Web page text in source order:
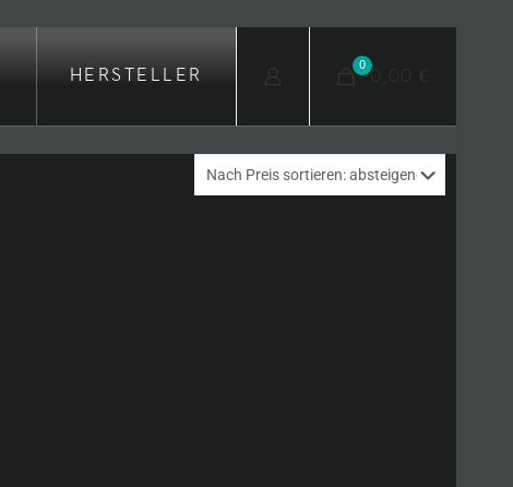
HERSTELLER
0 0,00 €